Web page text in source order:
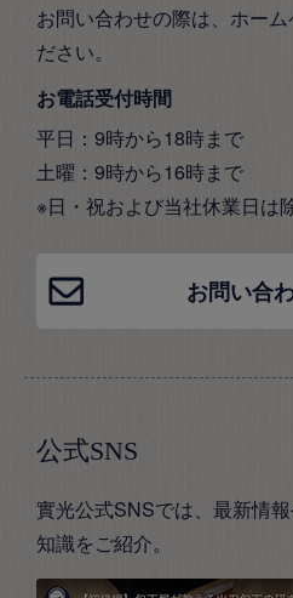
お問い合わせの際は、ホー
ださい。
お電話受付時間
平日：9時から18時まで
土曜：9時から16時まで
※日・祝および当社休業日は
お問い合
公式SNS
實光公式SNSでは、最新情
知識をご紹介。